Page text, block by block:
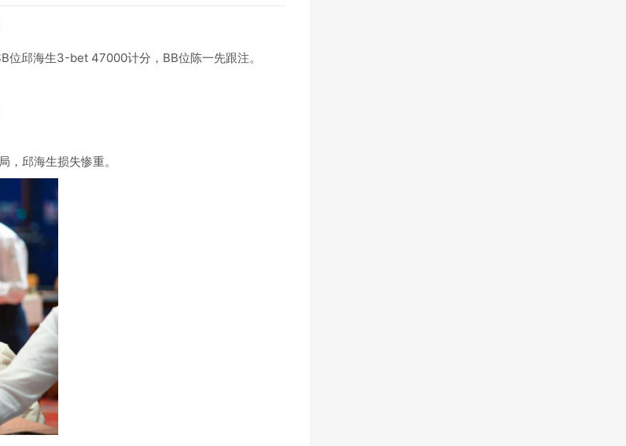
位邱海生3-bet 47000计分，BB位陈一先跟注。
邱海生损失惨重。